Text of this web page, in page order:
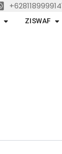
Open LAYANAN
ZISWAF